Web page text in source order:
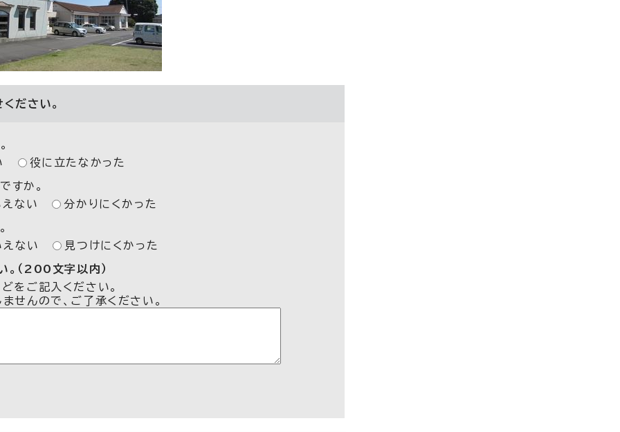
ださい。
役に立たなかった
すか。
ない
分かりにくかった
えない
見つけにくかった
。（200文字以内）
をご記入ください。
せんので、ご了承ください。